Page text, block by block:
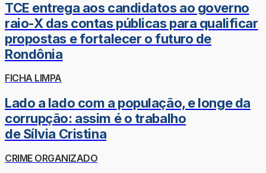
TCE entrega aos candidatos ao governo
raio-X das contas públicas para qualificar
propostas e fortalecer o futuro de
Rondônia
FICHA LIMPA
Lado a lado com a população, e longe da
corrupção: assim é o trabalho
de Sílvia Cristina
CRIME ORGANIZADO